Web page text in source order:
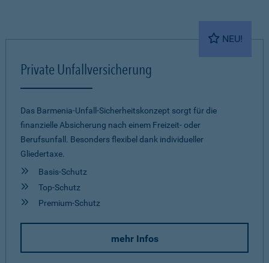
NEU!
Private Unfallversicherung
Das Barmenia-Unfall-Sicherheitskonzept sorgt für die
finanzielle Absicherung nach einem Freizeit- oder
Berufsunfall. Besonders flexibel dank individueller
Gliedertaxe.
Basis-Schutz
Top-Schutz
Premium-Schutz
mehr Infos